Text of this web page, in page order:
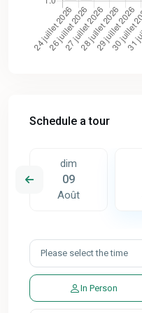
Schedule a tour
dim
09
Août
In Person